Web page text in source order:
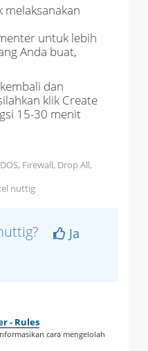
melaksanakan
untuk lebih
Anda buat,
dan
klik Create
15-30 menit
Firewall, Drop All,
nuttig
Ja
- Rules
cara mengelolah